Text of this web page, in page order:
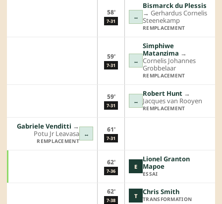
58'
7-31
↔
Bismarck du Plessis
→︎ Gerhardus Cornelis
Steenekamp
REMPLACEMENT
59'
7-31
↔
Simphiwe
Matanzima →︎
Cornelis Johannes
Grobbelaar
REMPLACEMENT
59'
7-31
↔
Robert Hunt →︎
Jacques van Rooyen
REMPLACEMENT
↔
Gabriele Venditti →︎
Potu Jr Leavasa
REMPLACEMENT
61'
7-31
62'
7-36
E
Lionel Granton
Mapoe
ESSAI
62'
7-38
T Chris Smith
TRANSFORMATION